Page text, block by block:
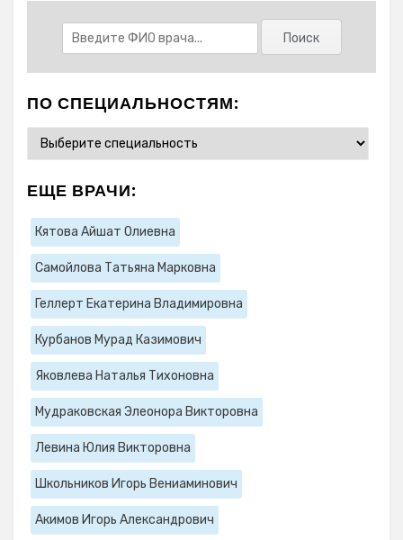
ПО СПЕЦИАЛЬНОСТЯМ:
ЕЩЕ ВРАЧИ:
Кятова Айшат Олиевна
Самойлова Татьяна Марковна
Геллерт Екатерина Владимировна
Курбанов Мурад Казимович
Яковлева Наталья Тихоновна
Мудраковская Элеонора Викторовна
Левина Юлия Викторовна
Школьников Игорь Вениаминович
Акимов Игорь Александрович